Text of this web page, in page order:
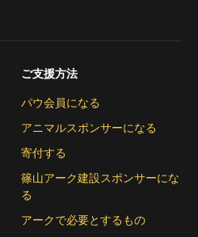
ご支援方法
パウ会員になる
アニマルスポンサーになる
寄付する
篠山アーク建設スポンサーにな
る
アークで必要とするもの